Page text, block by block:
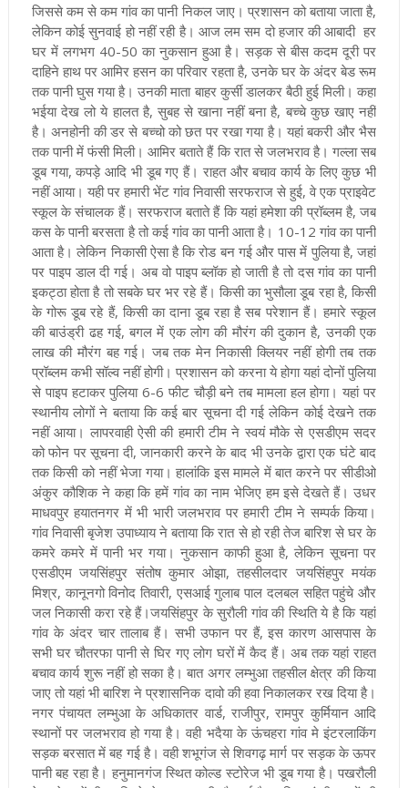
जिससे कम से कम गांव का पानी निकल जाए। प्रशासन को बताया जाता है,
लेकिन कोई सुनवाई हो नहीं रही है। आज लम सम दो हजार की आबादी हर
घर में लगभग 40-50 का नुकसान हुआ है। सड़क से बीस कदम दूरी पर
दाहिने हाथ पर आमिर हसन का परिवार रहता है, उनके घर के अंदर बेड रूम
तक पानी घुस गया है। उनकी माता बाहर कुर्सी डालकर बैठी हुई मिली। कहा
भईया देख लो ये हालत है, सुबह से खाना नहीं बना है, बच्चे कुछ खाए नहीं
है। अनहोनी की डर से बच्चो को छत पर रखा गया है। यहां बकरी और भैस
तक पानी में फंसी मिली। आमिर बताते हैं कि रात से जलभराव है। गल्ला सब
डूब गया, कपड़े आदि भी डूब गए हैं। राहत और बचाव कार्य के लिए कुछ भी
नहीं आया। यही पर हमारी भेंट गांव निवासी सरफराज से हुई, वे एक प्राइवेट
स्कूल के संचालक हैं। सरफराज बताते हैं कि यहां हमेशा की प्रॉब्लम है, जब
कस के पानी बरसता है तो कई गांव का पानी आता है। 10-12 गांव का पानी
आता है। लेकिन निकासी ऐसा है कि रोड बन गई और पास में पुलिया है, जहां
पर पाइप डाल दी गई। अब वो पाइप ब्लॉक हो जाती है तो दस गांव का पानी
इकट्ठा होता है तो सबके घर भर रहे हैं। किसी का भुसौला डूब रहा है, किसी
के गोरू डूब रहे हैं, किसी का दाना डूब रहा है सब परेशान हैं। हमारे स्कूल
की बाउंड्री ढह गई, बगल में एक लोग की मौरंग की दुकान है, उनकी एक
लाख की मौरंग बह गई। जब तक मेन निकासी क्लियर नहीं होगी तब तक
प्रॉब्लम कभी सॉल्व नहीं होगी। प्रशासन को करना ये होगा यहां दोनों पुलिया
से पाइप हटाकर पुलिया 6-6 फीट चौड़ी बने तब मामला हल होगा। यहां पर
स्थानीय लोगों ने बताया कि कई बार सूचना दी गई लेकिन कोई देखने तक
नहीं आया। लापरवाही ऐसी की हमारी टीम ने स्वयं मौके से एसडीएम सदर
को फोन पर सूचना दी, जानकारी करने के बाद भी उनके द्वारा एक घंटे बाद
तक किसी को नहीं भेजा गया। हालांकि इस मामले में बात करने पर सीडीओ
अंकुर कौशिक ने कहा कि हमें गांव का नाम भेजिए हम इसे देखते हैं। उधर
माधवपुर हयातनगर में भी भारी जलभराव पर हमारी टीम ने सम्पर्क किया।
गांव निवासी बृजेश उपाध्याय ने बताया कि रात से हो रही तेज बारिश से घर के
कमरे कमरे में पानी भर गया। नुकसान काफी हुआ है, लेकिन सूचना पर
एसडीएम जयसिंहपुर संतोष कुमार ओझा, तहसीलदार जयसिंहपुर मयंक
मिश्र, कानूनगो विनोद तिवारी, एसआई गुलाब पाल दलबल सहित पहुंचे और
जल निकासी करा रहे हैं।जयसिंहपुर के सुरौली गांव की स्थिति ये है कि यहां
गांव के अंदर चार तालाब हैं। सभी उफान पर हैं, इस कारण आसपास के
सभी घर चौतरफा पानी से घिर गए लोग घरों में कैद हैं। अब तक यहां राहत
बचाव कार्य शुरू नहीं हो सका है। बात अगर लम्भुआ तहसील क्षेत्र की किया
जाए तो यहां भी बारिश ने प्रशासनिक दावो की हवा निकालकर रख दिया है।
नगर पंचायत लम्भुआ के अधिकातर वार्ड, राजीपुर, रामपुर कुर्मियान आदि
स्थानों पर जलभराव हो गया है। वही भदैया के ऊंचहरा गांव मे इंटरलाकिंग
सड़क बरसात में बह गई है। वही शभूगंज से शिवगढ़ मार्ग पर सड़क के ऊपर
पानी बह रहा है। हनुमानगंज स्थित कोल्ड स्टोरेज भी डूब गया है। पखरौली